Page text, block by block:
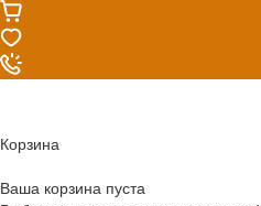
Корзина
Ваша корзина пуста